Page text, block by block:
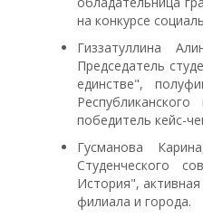
на конкурсе
Гиззатуллина
Председатель
единстве",
победитель кейс-
Гусманова
Студенческого
История",
филиала и города.